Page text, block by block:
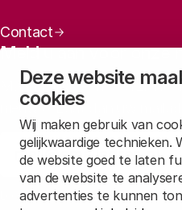
Deze website
cookies
Wij maken gebruik van
gelijkwaardige technieken.
de website goed te laten
van de website te
advertenties te kunnen
Contact
Meld u aan voor onze
Maandelijks een overzicht
nieuws? Laat dan uw
Lees inonze privacyverklaringhoe